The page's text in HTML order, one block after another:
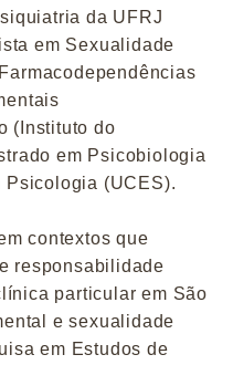
da UFRJ
em Sexualidade
(Instituto do
em Psicobiologia
Psicologia (UCES).
contextos que
responsabilidade
particular em São
e sexualidade
em Estudos de